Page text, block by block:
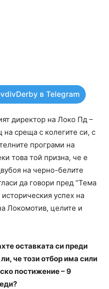
в Telegram
директор на Локо Пд –
среща с колегите си, с
програми на
това той призна, че е
на черно-белите
да говори пред “Тема
успех на
Локомотив, целите и
оставката си преди
че този отбор има сили
постижение – 9